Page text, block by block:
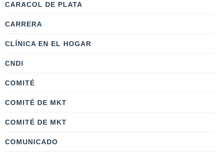
CARACOL DE PLATA
CARRERA
CLÍNICA EN EL HOGAR
CNDI
COMITÉ
COMITÉ DE MKT
COMITÉ DE MKT
COMUNICADO